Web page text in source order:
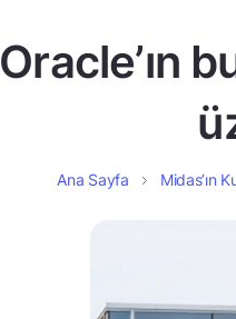
Oracle’ın
Ana Sayfa Midas’ın